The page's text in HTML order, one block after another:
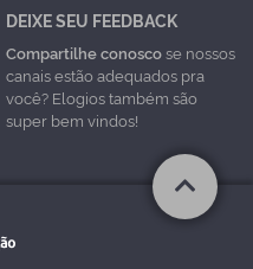
DEIXE SEU FEEDBACK
Compartilhe conoscose nossos
canais estão adequados pra
você? Elogios também são
super bem vindos!